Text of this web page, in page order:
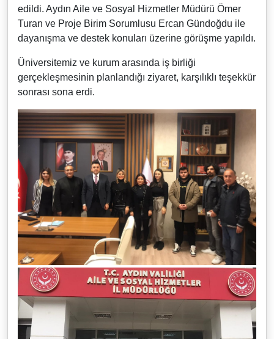
edildi. Aydın Aile ve Sosyal Hizmetler Müdürü Ömer
Turan ve Proje Birim Sorumlusu Ercan Gündoğdu ile
dayanışma ve destek konuları üzerine görüşme yapıldı.
Üniversitemiz ve kurum arasında iş birliği
gerçekleşmesinin planlandığı ziyaret, karşılıklı teşekkür
sonrası sona erdi.